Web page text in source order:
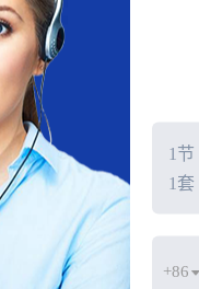
1节
1套
+86